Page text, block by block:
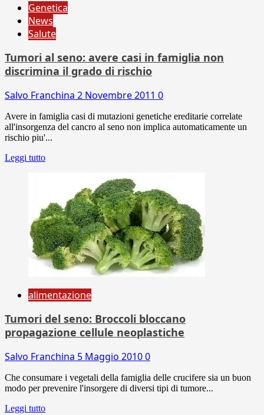
Genetica
News
Salute
Tumori al seno: avere casi in famiglia non
discrimina il grado di rischio
Salvo Franchina 2 Novembre 2011 0
Avere in famiglia casi di mutazioni genetiche ereditarie correlate
all'insorgenza del cancro al seno non implica automaticamente un
rischio piu'...
Leggi tutto
alimentazione
Tumori del seno: Broccoli bloccano
propagazione cellule neoplastiche
Salvo Franchina 5 Maggio 20100
Che consumare i vegetali della famiglia delle crucifere sia un buon
modo per prevenire l'insorgere di diversi tipi di tumore...
Leggi tutto